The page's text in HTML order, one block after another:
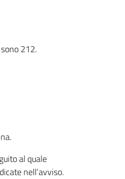
212.
al quale
nell’avviso.